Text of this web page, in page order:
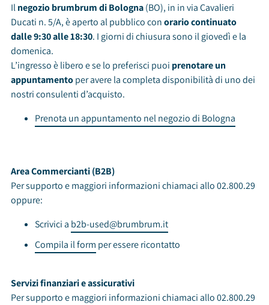
Ilnegozio brumbrum di Bologna(BO), in in via Cavalieri
Ducati n. 5/A, è aperto al pubblico conorario continuato
dalle 9:30 alle 18:30. I giorni di chiusura sono il giovedì e la
domenica.
L’ingresso è libero e se lo preferisci puoi prenotare un
appuntamentoper avere la completa disponibilità di uno dei
nostri consulenti d’acquisto.
Prenota un appuntamento nel negozio di Bologna
Area Commercianti (B2B)
Per supporto e maggiori informazioni chiamaci allo 02.800.29
oppure:
Scrivici a b2b-used@brumbrum.it
Compila il form per essere ricontatto
Servizi finanziari e assicurativi
Per supporto e maggiori informazioni chiamaci allo 02.800.29